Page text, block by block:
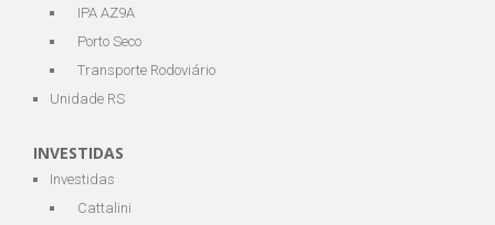
IPA AZ9A
Porto Seco
Transporte Rodoviário
Unidade RS
INVESTIDAS
Investidas
Cattalini